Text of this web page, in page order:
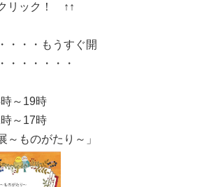
リック！ ↑↑
・・・もうすぐ開
・・・・・・
～19時
～17時
～ものがたり～」